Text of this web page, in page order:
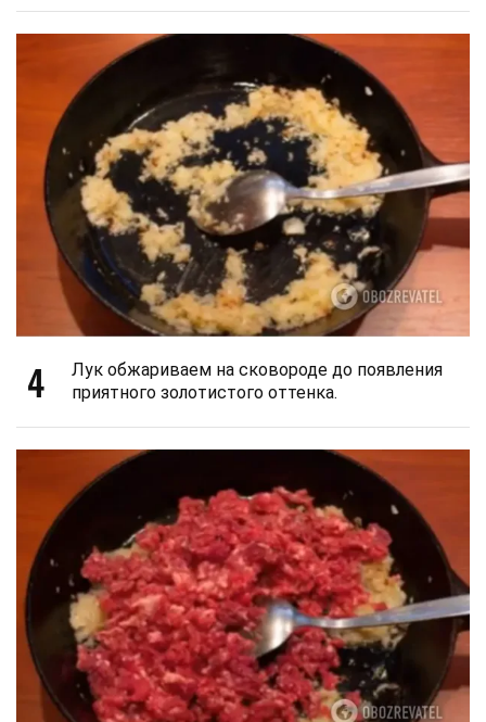
4
Лук обжариваем на сковороде до появления
приятного золотистого оттенка.